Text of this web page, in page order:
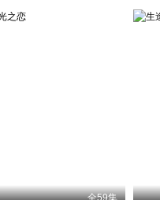
全59集